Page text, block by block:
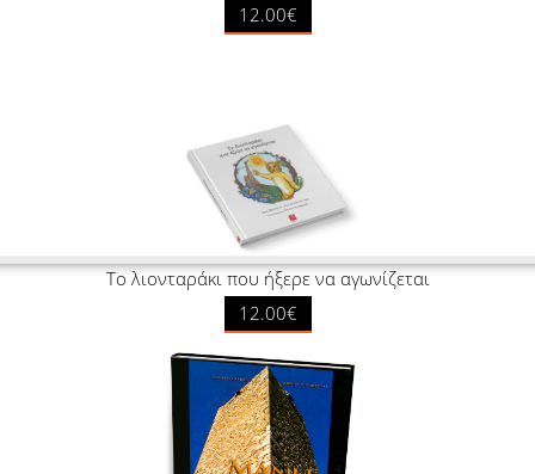
12.00€
Το λιονταράκι που ήξερε να αγωνίζεται
12.00€